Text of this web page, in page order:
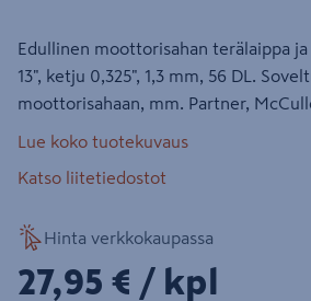
Edullinen moottorisahan terälaippa
13", ketju 0,325", 1,3 mm, 56 DL.
moottorisahaan, mm. Partner,
Lue koko tuotekuvaus
Katso liitetiedostot
Hinta verkkokaupassa
27,95€/kpl
27,95 € / kpl